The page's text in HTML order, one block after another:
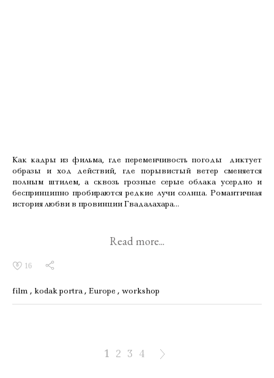
Как кадры из фильма, где переменчивость погоды диктует
образы и ход действий, где порывистый ветер сменяется
полным штилем, а сквозь грозные серые облака усердно и
беспринципно пробираются редкие лучи солнца. Романтичная
история любви в провинции Гвадалахара...
Read more...
16
film kodak portra Europe workshop
1 2 3 4